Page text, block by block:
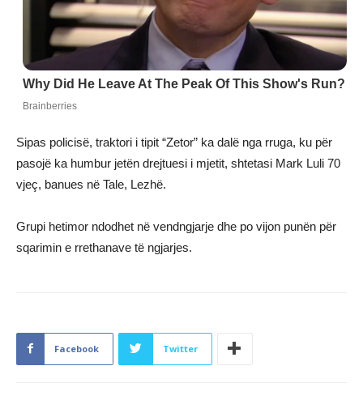
Sipas policisë, traktori i tipit “Zetor” ka dalë nga rruga, ku për
pasojë ka humbur jetën drejtuesi i mjetit, shtetasi Mark Luli 70
vjeç, banues në Tale, Lezhë.
Grupi hetimor ndodhet në vendngjarje dhe po vijon punën për
sqarimin e rrethanave të ngjarjes.
Facebook Twitter